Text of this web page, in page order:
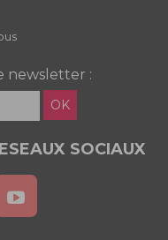
newsletter :
OK
SOCIAUX